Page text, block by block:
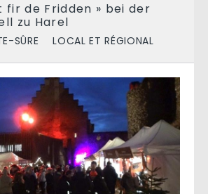
fir de Fridden » bei der
zu Harel
SÛRE LOCAL ET RÉGIONAL